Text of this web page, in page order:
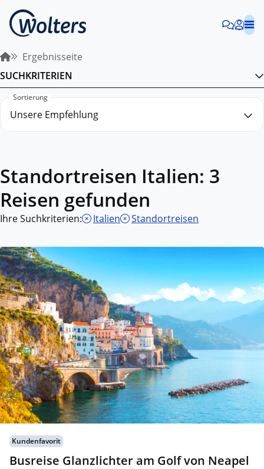
Ergebnisseite
SUCHKRITERIEN
Sortierung
Standortreisen Italien: 3
Reisen gefunden
Ihre Suchkriterien: Italien Standortreisen
Kundenfavorit
Busreise Glanzlichter am Golf von Neapel